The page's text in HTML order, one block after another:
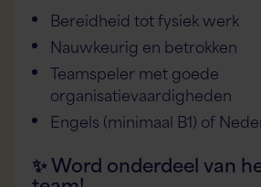
Bereidheid tot fysiek werk
Nauwkeurig en betrokken
Teamspeler met goede
organisatievaardigheden
Engels (minimaal B1) of
✨ Word onderdeel van